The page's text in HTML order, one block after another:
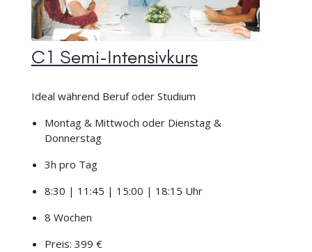
C1 Semi-Intensivkurs
Ideal während Beruf oder Studium
Montag & Mittwoch oder Dienstag &
Donnerstag
3h pro Tag
8:30 | 11:45 | 15:00 | 18:15 Uhr
8 Wochen
Preis: 399 €